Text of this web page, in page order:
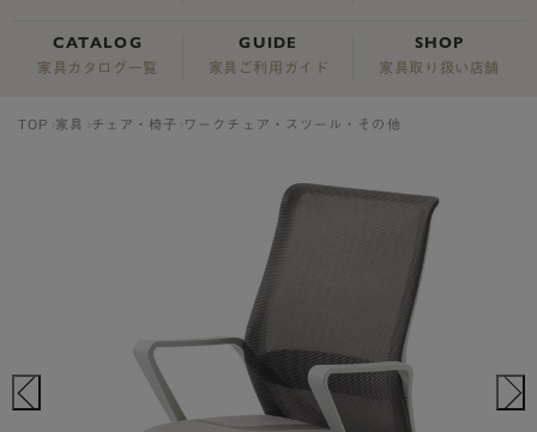
CATALOG
家具カタログ一覧
GUIDE
家具ご利用ガイド
SHOP
家具取り扱い店舗
TOP 家具 チェア・椅子 ワークチェア・スツール・その他